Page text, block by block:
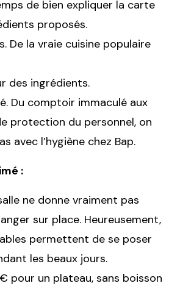
de bien expliquer la carte
proposés.
De la vraie cuisine populaire
des ingrédients.
Du comptoir immaculé aux
protection du personnel, on
avec l’hygiène chez Bap.
:
ne donne vraiment pas
sur place. Heureusement,
permettent de se poser
les beaux jours.
pour un plateau, sans boisson